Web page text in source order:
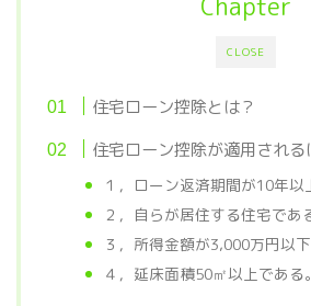
CLOSE
住宅ローン控除とは？
住宅ローン控除が適用される
１，ローン返済期間が10年以
２，自らが居住する住宅であ
３，所得金額が3,000万円以下
４，延床面積50㎡以上である。